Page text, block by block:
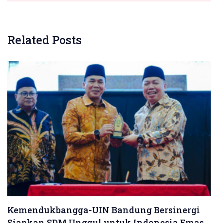
Related Posts
Kemendukbangga-UIN Bandung Bersinergi